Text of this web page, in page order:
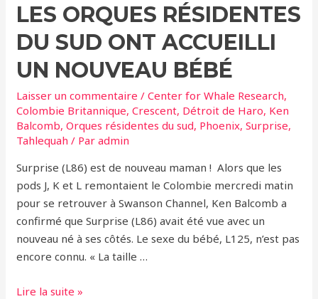
grâce
la
technologie
«
Des
images
couper
le
souffle
»
LES ORQUES RÉSIDENTES
DU SUD ONT ACCUEILLI
UN NOUVEAU BÉBÉ
Laisser un commentaire /Center for Whale Research,
Colombie Britannique,Crescent, Détroit de Haro, Ken
Balcomb,Orques résidentes du sud, Phoenix,Surprise,
Tahlequah / Paradmin
Surprise (L86) est de nouveau maman ! Alors que les
pods J, K et L remontaient le Colombie mercredi matin
pour se retrouver à Swanson Channel, Ken Balcomb a
confirmé que Surprise (L86) avait été vue avec un
nouveau né à ses côtés. Le sexe du bébé, L125, n’est pas
encore connu. « La taille …
Les
Lire la suite »